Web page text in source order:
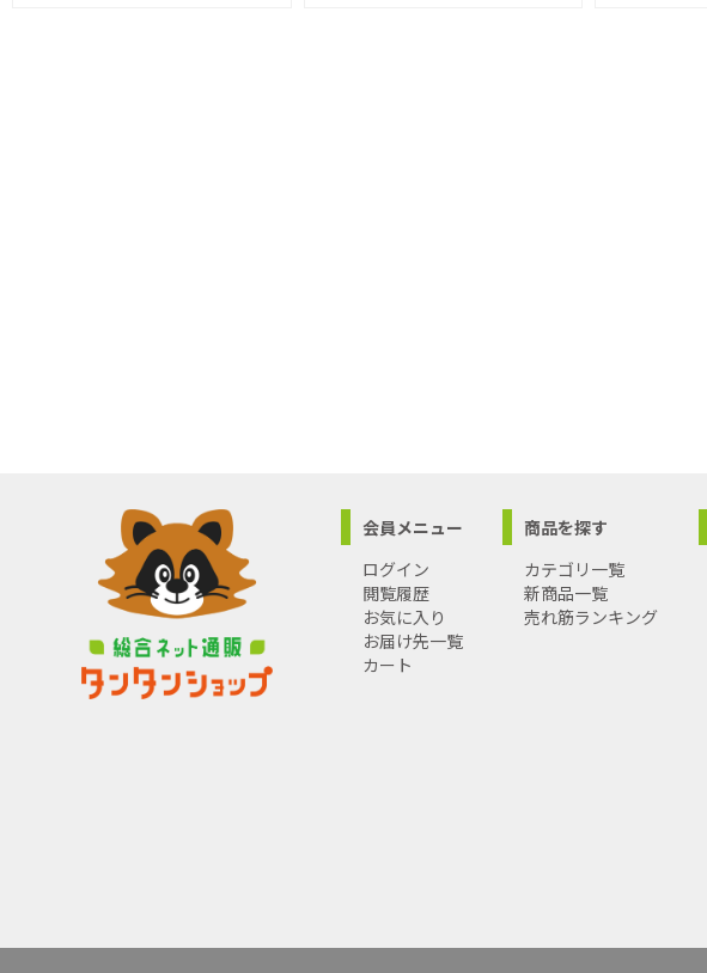
会員メニュー
ログイン
閲覧履歴
お気に入り
お届け先一覧
カート
商品を探す
カテゴリ一覧
新商品一覧
売れ筋ランキング